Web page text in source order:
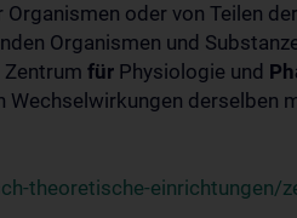
oder von Teilen
Organismen und
für Physiologie und
derselben
theoretische-einrichtungen/